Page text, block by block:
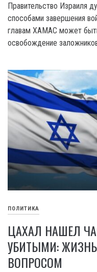
Правительство Израиля
способами завершения
главам XAMAC может
освобождение
ПОЛИТИКА
ЦАХАЛ НАШЕЛ
УБИТЫМИ:
ВОПРОСОМ